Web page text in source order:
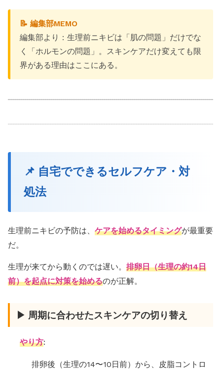
📝 編集部MEMO
編集部より：生理前ニキビは「肌の問題」だけでな
く「ホルモンの問題」。スキンケアだけ変えても限
界がある理由はここにある。
📌 自宅でできるセルフケア・対
処法
生理前ニキビの予防は、 ケアを始めるタイミングが最重要
だ。
生理が来てから動くのでは遅い。 排卵日（生理の約14日
前）を起点に対策を始めるのが正解。
▶ 周期に合わせたスキンケアの切り替え
やり方:
排卵後（生理の14〜10日前）から、皮脂コントロ